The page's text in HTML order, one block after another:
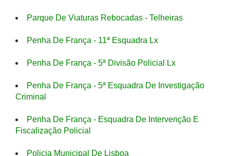
Parque De Viaturas Rebocadas - Telheiras
Penha De França - 11ª Esquadra Lx
Penha De França - 5ª Divisão Policial Lx
Penha De França - 5ª Esquadra De Investigação
Criminal
Penha De França - Esquadra De Intervenção E
Fiscalização Policial
Policia Municipal De Lisboa